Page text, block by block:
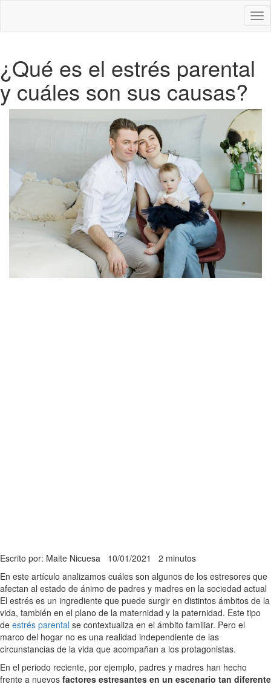
¿Qué es el estrés parental
y cuáles son sus causas?
Escrito por: Maite Nicuesa 10/01/2021 2 minutos
En este artículo analizamos cuáles son algunos de los estresores que
afectan al estado de ánimo de padres y madres en la sociedad actual
El estrés es un ingrediente que puede surgir en distintos ámbitos de la
vida, también en el plano de la maternidad y la paternidad. Este tipo
de estrés parental se contextualiza en el ámbito familiar. Pero el
marco del hogar no es una realidad independiente de las
circunstancias de la vida que acompañan a los protagonistas.
En el periodo reciente, por ejemplo, padres y madres han hecho
frente a nuevos factores estresantes en un escenario tan diferente